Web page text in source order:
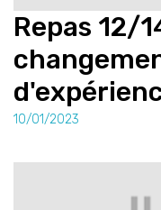
Repas 12/
10/01/2023